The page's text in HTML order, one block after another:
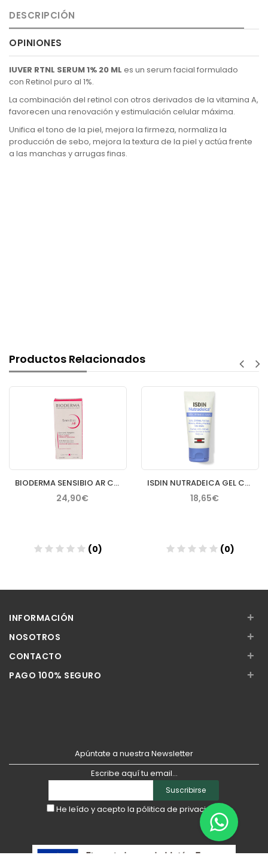
DESCRIPCIÓN
OPINIONES
IUVER RTNL SERUM 1% 20 ML es un serum facial formulado
con Retinol puro al 1%.
La combinación del retinol con otros derivados de la vitamina A,
favorecen una renovación y estimulación celular máxima.
Unifica el tono de la piel, mejora la firmeza, normaliza la
producción de sebo, mejora la textura de la piel y actúa frente
a las manchas yarrugas finas.
Productos Relacionados
BIODERMA SENSIBIO AR CREMA 40 ML
24,90€
(0)
ISDIN NUTRADEICA GEL CREMA FACIAL PIEL SEBORREICA 50 ML
18,65€
(0)
INFORMACIÓN +
NOSOTROS +
CONTACTO +
PAGO 100% SEGURO +
Apúntate a nuestra Newsletter
Escribe aquí tu email...
Suscribirse
He leído y acepto la pólitica de privacidad